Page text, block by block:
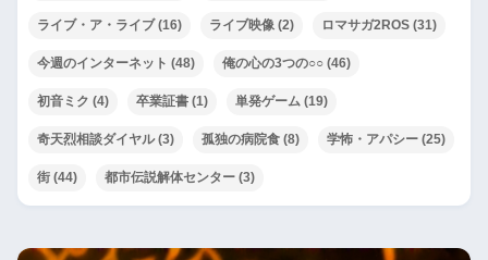
ライブ・ア・ライブ(16) ライブ映像 (2) ロマサガ2ROS (31)
今週のインターネット (48) 俺の心の3つの○○ (46)
初音ミク (4) 卒業証書 (1) 単発ゲーム (19)
奇天烈相談ダイヤル(3) 孤独の病院食 (8) 学怖・アパシー (25)
街 (44) 都市伝説解体センター (3)